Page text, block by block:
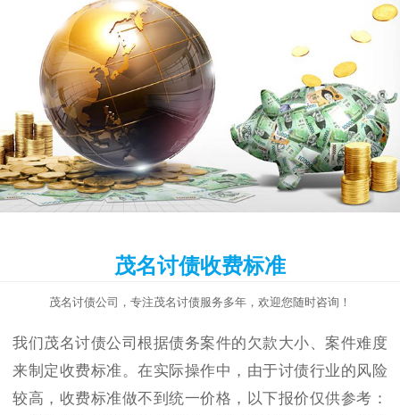
茂名讨债收费标准
茂名讨债公司，专注茂名讨债服务多年，欢迎您随时咨询！
我们茂名讨债公司根据债务案件的欠款大小、案件难度
来制定收费标准。在实际操作中，由于讨债行业的风险
较高，收费标准做不到统一价格，以下报价仅供参考：